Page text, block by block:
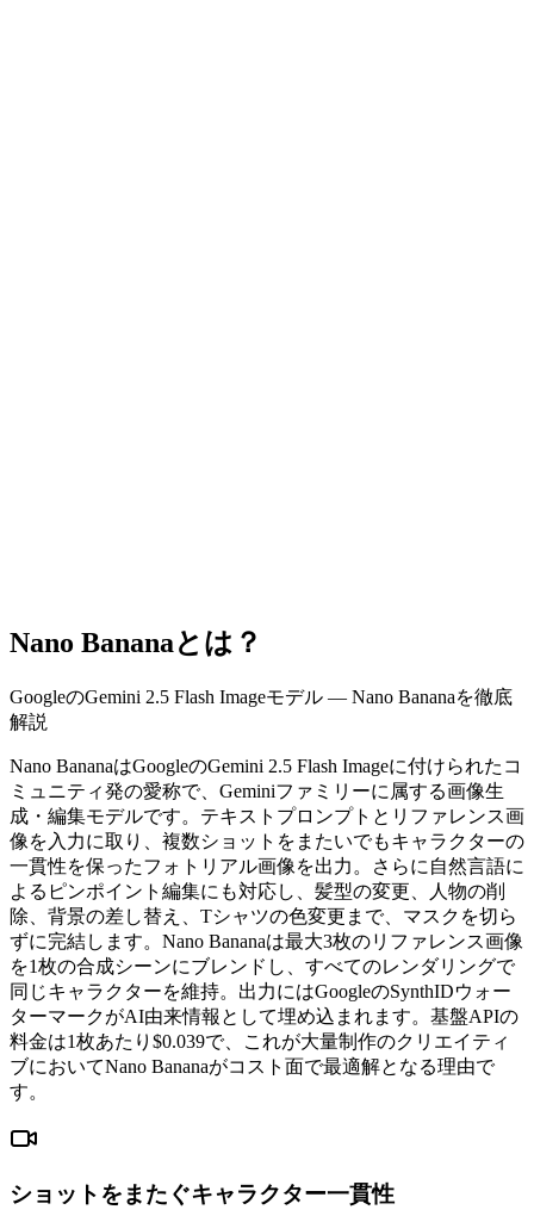
Nano Bananaとは？
GoogleのGemini 2.5 Flash Imageモデル — Nano Bananaを徹底
解説
Nano BananaはGoogleのGemini 2.5 Flash Imageに付けられたコ
ミュニティ発の愛称で、Geminiファミリーに属する画像生
成・編集モデルです。テキストプロンプトとリファレンス画
像を入力に取り、複数ショットをまたいでもキャラクターの
一貫性を保ったフォトリアル画像を出力。さらに自然言語に
よるピンポイント編集にも対応し、髪型の変更、人物の削
除、背景の差し替え、Tシャツの色変更まで、マスクを切ら
ずに完結します。Nano Bananaは最大3枚のリファレンス画像
を1枚の合成シーンにブレンドし、すべてのレンダリングで
同じキャラクターを維持。出力にはGoogleのSynthIDウォー
ターマークがAI由来情報として埋め込まれます。基盤APIの
料金は1枚あたり$0.039で、これが大量制作のクリエイティ
ブにおいてNano Bananaがコスト面で最適解となる理由で
す。
ショットをまたぐキャラクター一貫性